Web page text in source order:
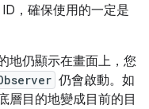
，確保使用的一定是
地仍顯示在畫面上，您
仍會啟動。如
層目的地變成目前的目